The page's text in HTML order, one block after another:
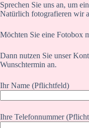
Sprechen Sie uns an, um
Natürlich fotografieren wir
Möchten Sie eine Fotobox
Dann nutzen Sie unser
Wunschtermin an.
Ihr Name (Pflichtfeld)
Ihre Telefonnummer